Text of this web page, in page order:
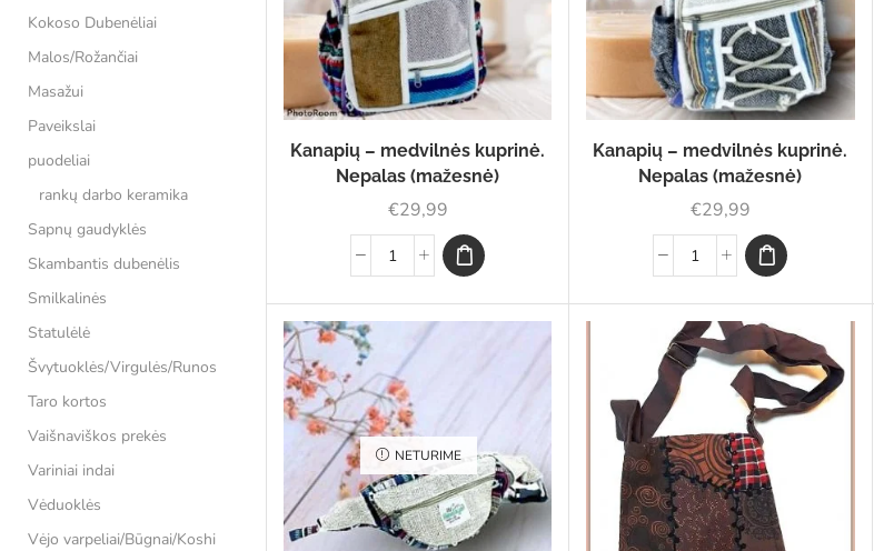
Kanapių – medvilnės kuprinė.
Nepalas (mažesnė)
€29,99
Kanapių – medvilnės kuprinė.
Nepalas (mažesnė)
€29,99
NETURIME
Kokoso Dubenėliai
Malos/Rožančiai
Masažui
Paveikslai
puodeliai
rankų darbo keramika
Sapnų gaudyklės
Skambantis dubenėlis
Smilkalinės
Statulėlė
Švytuoklės/Virgulės/Runos
Taro kortos
Vaišnaviškos prekės
Variniai indai
Vėduoklės
Vėjo varpeliai/Būgnai/Koshi